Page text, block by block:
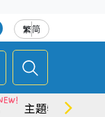
繁简
主題特集